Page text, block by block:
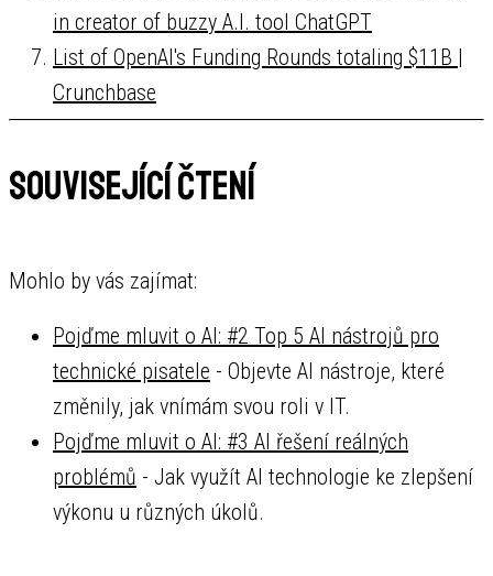
in creator of buzzy A.I. tool ChatGPT
List of OpenAI's Funding Rounds totaling $11B |
Crunchbase
Související čtení
Mohlo by vás zajímat:
Pojďme mluvit o AI: #2 Top 5 AI nástrojů pro
technické pisatele - Objevte AI nástroje, které
změnily, jak vnímám svou roli v IT.
Pojďme mluvit o AI: #3 AI řešení reálných
problémů - Jak využít AI technologie ke zlepšení
výkonu u různých úkolů.